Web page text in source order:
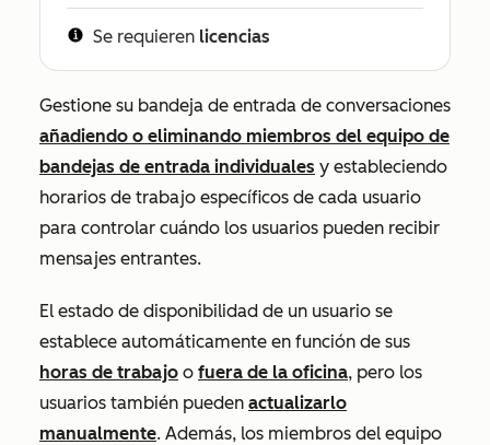
Se requieren licencias
Gestione su bandeja de entrada de conversaciones
añadiendo o eliminando miembros del equipo de
bandejas de entrada individuales y estableciendo
horarios de trabajo específicos de cada usuario
para controlar cuándo los usuarios pueden recibir
mensajes entrantes.
El estado de disponibilidad de un usuario se
establece automáticamente en función de sus
horas de trabajo o fuera de la oficina, pero los
usuarios también pueden actualizarlo
manualmente. Además, los miembros del equipo